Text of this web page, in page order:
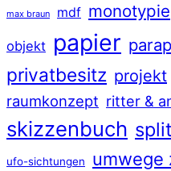
max braun mdf monotypie
objekt papier
privatbesitz projekt
raumkonzept ritter &
skizzenbuch
ufo-sichtungen umwege